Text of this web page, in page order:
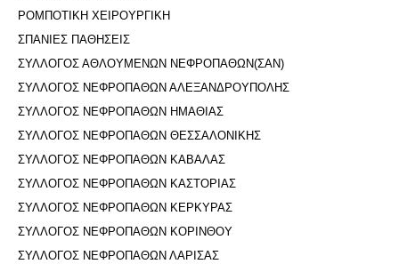
ΡΟΜΠΟΤΙΚΗ ΧΕΙΡΟΥΡΓΙΚΗ
ΣΠΑΝΙΕΣ ΠΑΘΗΣΕΙΣ
ΣΥΛΛΟΓΟΣ ΑΘΛΟΥΜΕΝΩΝ ΝΕΦΡΟΠΑΘΩΝ(ΣΑΝ)
ΣΥΛΛΟΓΟΣ ΝΕΦΡΟΠΑΘΩΝ ΑΛΕΞΑΝΔΡΟΥΠΟΛΗΣ
ΣΥΛΛΟΓΟΣ ΝΕΦΡΟΠΑΘΩΝ ΗΜΑΘΙΑΣ
ΣΥΛΛΟΓΟΣ ΝΕΦΡΟΠΑΘΩΝ ΘΕΣΣΑΛΟΝΙΚΗΣ
ΣΥΛΛΟΓΟΣ ΝΕΦΡΟΠΑΘΩΝ ΚΑΒΑΛΑΣ
ΣΥΛΛΟΓΟΣ ΝΕΦΡΟΠΑΘΩΝ ΚΑΣΤΟΡΙΑΣ
ΣΥΛΛΟΓΟΣ ΝΕΦΡΟΠΑΘΩΝ ΚΕΡΚΥΡΑΣ
ΣΥΛΛΟΓΟΣ ΝΕΦΡΟΠΑΘΩΝ ΚΟΡΙΝΘΟΥ
ΣΥΛΛΟΓΟΣ ΝΕΦΡΟΠΑΘΩΝ ΛΑΡΙΣΑΣ